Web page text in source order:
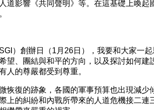
道影響《共同聲明》等。在這基礎上喚起
）創辦日（1月26日），我要和大家一
望、團結與和平的方向，以及探討如何建
人的尊嚴都受到尊重。
恢復的跡象，各國的軍事預算也出現減少
上的糾紛和內戰所帶來的人道危機接二連